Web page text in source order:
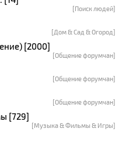
[Поиск людей]
[Дом & Сад & Огород]
[2000]
[Общение форумчан]
[Общение форумчан]
[Общение форумчан]
[729]
[Музыка & Фильмы & Игры]